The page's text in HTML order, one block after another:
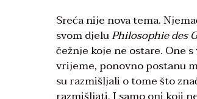
Sreća nije nova tema.
svom djeluPhilosophie des
čežnje koje ne ostare. One
vrijeme, ponovno postanu
su razmišljali o tome što